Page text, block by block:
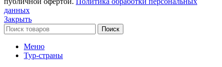
данных
Закрыть
Поиск
Меню
Тур-страны